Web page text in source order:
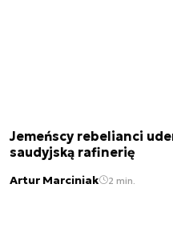
Jemeńscy rebelianci
saudyjską rafinerię
Artur Marciniak 2 min.